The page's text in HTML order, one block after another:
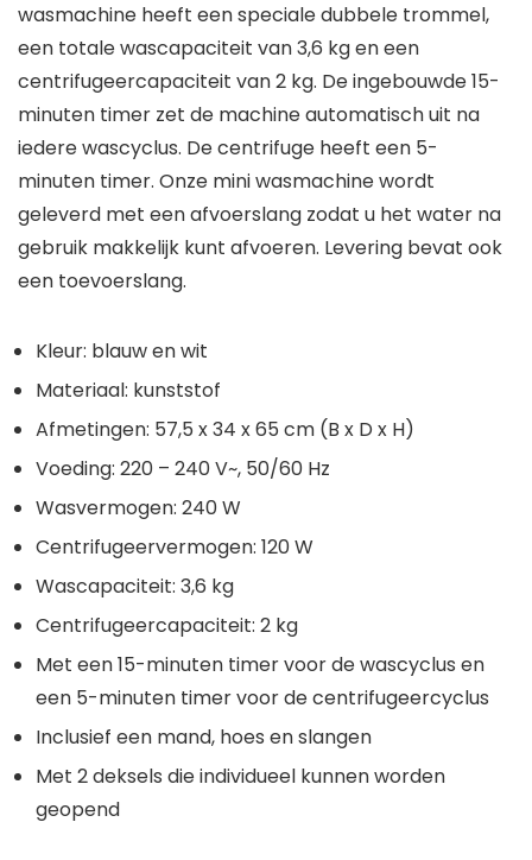
wasmachine heeft een speciale dubbele trommel,
een totale wascapaciteit van 3,6 kg en een
centrifugeercapaciteit van 2 kg. De ingebouwde 15-
minuten timer zet de machine automatisch uit na
iedere wascyclus. De centrifuge heeft een 5-
minuten timer. Onze mini wasmachine wordt
geleverd met een afvoerslang zodat u het water na
gebruik makkelijk kunt afvoeren. Levering bevat ook
een toevoerslang.
Kleur: blauw en wit
Materiaal: kunststof
Afmetingen: 57,5 x 34 x 65 cm (B x D x H)
Voeding: 220 – 240 V~, 50/60 Hz
Wasvermogen: 240 W
Centrifugeervermogen: 120 W
Wascapaciteit: 3,6 kg
Centrifugeercapaciteit: 2 kg
Met een 15-minuten timer voor de wascyclus en
een 5-minuten timer voor de centrifugeercyclus
Inclusief een mand, hoes en slangen
Met 2 deksels die individueel kunnen worden
geopend